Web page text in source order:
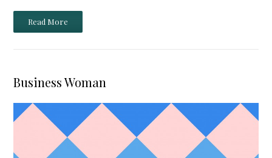
Read More
Business Woman